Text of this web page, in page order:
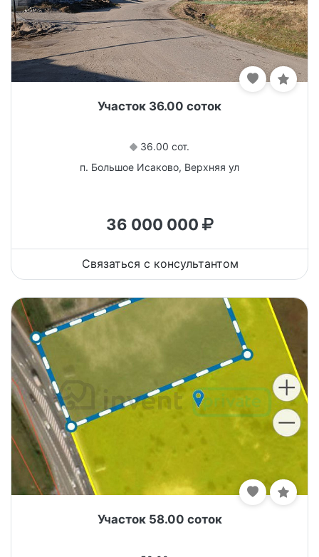
Участок 36.00 соток
36.00 сот.
п. Большое Исаково, Верхняя ул
36 000 000
Связаться с консультантом
Участок 58.00 соток